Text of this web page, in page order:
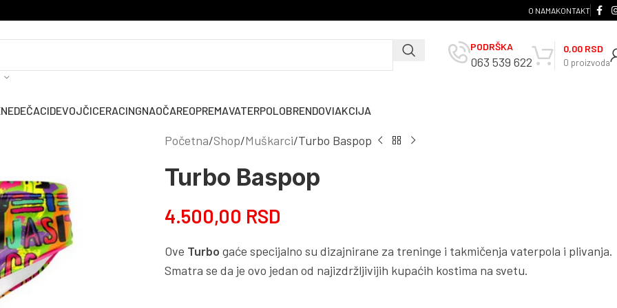
O NAMAKONTAKT
PODRŠKA
063 539 622 0 proizvoda
0,00 RSD
DEČACIDEVOJČICERACINGNAOČAREOPREMAVATERPOLOBRENDOVIAKCIJA
Početna Shop Muškarci Turbo Baspop
Turbo Baspop
4.500,00 RSD
Ove Turbo gaće specijalno su dizajnirane za treninge i takmičenja vaterpola i plivanja.
Smatra se da je ovo jedan od najizdržljivijih kupaćih kostima na svetu.